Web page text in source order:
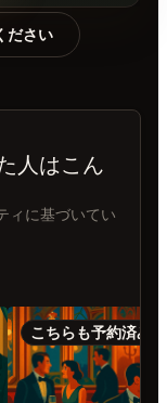
ださい
人はこん
ィに基づいてい
こちらも予約済み